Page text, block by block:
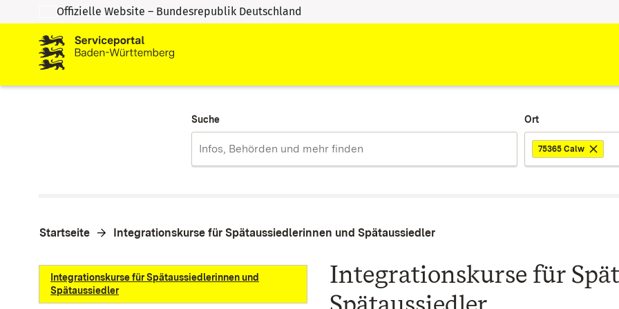
Zum Inhalt springen
Zur Suche springen
Offizielle Website – Bundesrepublik Deutschland
Suche Ort
75365 Calw
Startseite Integrationskurse für Spätaussiedlerinnen und Spätaussiedler
Integrationskurse für Spätaussiedlerinnen und
Spätaussiedler
Integrationskurse für